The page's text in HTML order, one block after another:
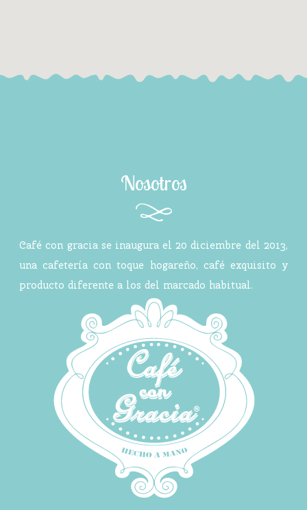
Nosotros
Café con gracia se inaugura el 20 diciembre del 2013,
una cafetería con toque hogareño, café exquisito y
producto diferente a los del marcado habitual.